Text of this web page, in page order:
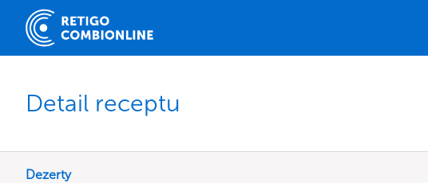
Detail receptu
Dezerty